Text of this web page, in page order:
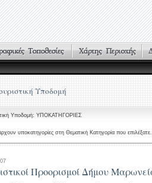
Υποδομή
Υποδομή: ΥΠΟΚΑΤΗΓΟΡΙΕΣ
υποκατηγορίες στη Θεματική Κατηγορία που επιλέξατε.
Προορισμοί Δήμου